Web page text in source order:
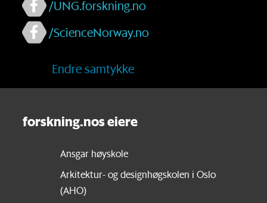
/UNG.forskning.no
/ScienceNorway.no
Endre samtykke
forskning.nos eiere
Ansgar høyskole
Arkitektur- og designhøgskolen i Oslo
(AHO)